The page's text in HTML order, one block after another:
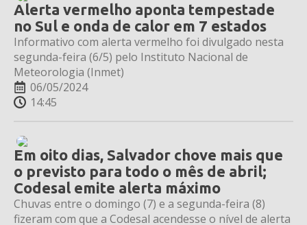
Alerta vermelho aponta tempestade
no Sul e onda de calor em 7 estados
Informativo com alerta vermelho foi divulgado nesta
segunda-feira (6/5) pelo Instituto Nacional de
Meteorologia (Inmet)
06/05/2024
14:45
Em oito dias, Salvador chove mais que
o previsto para todo o mês de abril;
Codesal emite alerta máximo
Chuvas entre o domingo (7) e a segunda-feira (8)
fizeram com que a Codesal acendesse o nível de alerta